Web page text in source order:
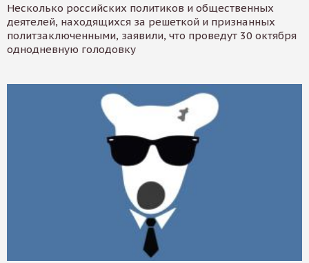
Несколько российских политиков и общественных
деятелей, находящихся за решеткой и признанных
политзаключенными, заявили, что проведут 30 октября
однодневную голодовку